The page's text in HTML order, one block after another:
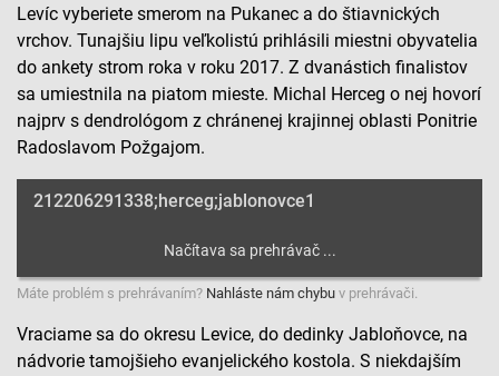
Levíc vyberiete smerom na Pukanec a do štiavnických
vrchov. Tunajšiu lipu veľkolistú prihlásili miestni obyvatelia
do ankety strom roka v roku 2017. Z dvanástich finalistov
sa umiestnila na piatom mieste. Michal Herceg o nej hovorí
najprv s dendrológom z chránenej krajinnej oblasti Ponitrie
Radoslavom Požgajom.
212206291338;herceg;jablonovce1
Máte problém s prehrávaním? Nahláste nám chybu v prehrávači.
Vraciame sa do okresu Levice, do dedinky Jabloňovce, na
nádvorie tamojšieho evanjelického kostola. S niekdajším